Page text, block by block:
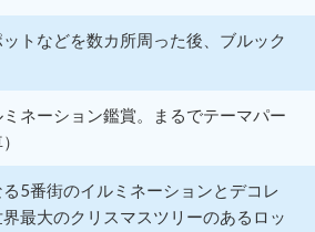
トなどを数カ所周った後、ブルック
ネーション鑑賞。まるでテーマパー
5番街のイルミネーションとデコレ
最大のクリスマスツリーのあるロッ